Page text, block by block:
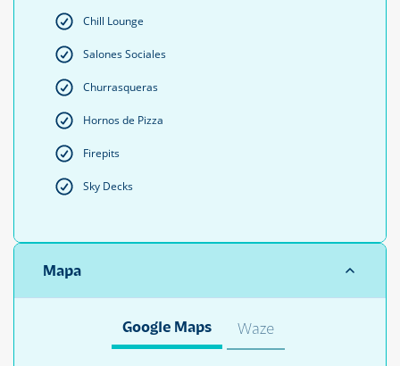
Chill Lounge
Salones Sociales
Churrasqueras
Hornos de Pizza
Firepits
Sky Decks
Mapa
Google Maps Waze